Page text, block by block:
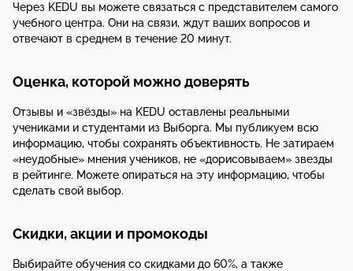
Через KEDU вы можете связаться с представителем самого
учебного центра. Они на связи, ждут ваших вопросов и
отвечают в среднем в течение 20 минут.
Оценка, которой можно доверять
Отзывы и «звёзды» на KEDU оставлены реальными
учениками и студентами из Выборга. Мы публикуем всю
информацию, чтобы сохранять объективность. Не затираем
«неудобные» мнения учеников, не «дорисовываем» звезды
в рейтинге. Можете опираться на эту информацию, чтобы
сделать свой выбор.
Скидки, акции и промокоды
Выбирайте обучения со скидками до 60%, а также